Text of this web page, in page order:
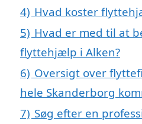
4) Hvad koster
5) Hvad er med til at
flyttehjælp i Alken?
6) Oversigt over
hele Skanderborg
7) Søg efter en